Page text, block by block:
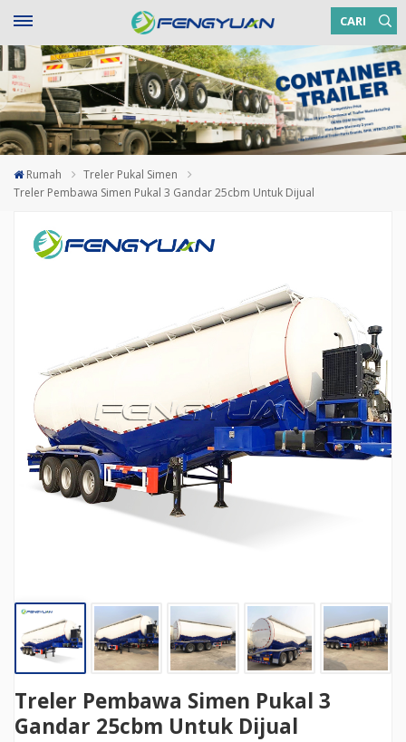
CARI
Rumah
Treler Pukal Simen
Treler Pembawa Simen Pukal 3 Gandar 25cbm Untuk Dijual
Treler Pembawa Simen Pukal 3
Gandar 25cbm Untuk Dijual